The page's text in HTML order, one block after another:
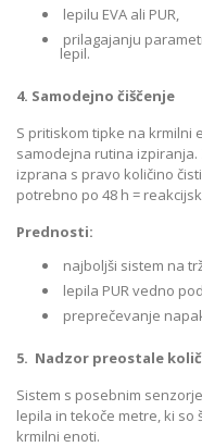
lepilu EVA ali PUR,
prilagajanju
lepil.
4. Samodejno čiščenje
S pritiskom tipke na krmilni
samodejna rutina
izprana s pravo količino
potrebno po 48 h =
Prednosti:
najboljši sistem na
lepila PUR vedno
preprečevanje
5. Nadzor preostale
Sistem s posebnim
lepila in tekoče metre, ki so
krmilni enoti.